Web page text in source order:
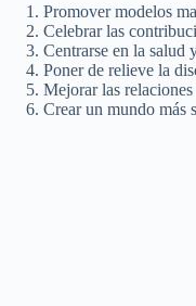
Promover modelos
Celebrar las
Centrarse en la salud
Poner de relieve la
Mejorar las
Crear un mundo más